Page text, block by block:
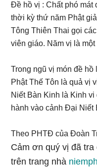
Đề hồ vị : Chất phó mát
thời kỳ thứ năm Phật
Tông Thiên Thai gọi
viên giáo. Năm vị là
Trong ngũ vị món đề
Phật Thế Tôn là quả vị
Niết Bàn Kinh là Kinh
hành vào cảnh Đại Niết
Theo PHTĐ của Đoàn
Cảm ơn quý vị đã
trên trang nhà